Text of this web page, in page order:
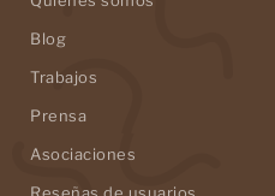
Blog
Trabajos
Prensa
Asociaciones